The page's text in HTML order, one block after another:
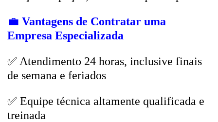
💼 Vantagens de Contratar uma
Empresa Especializada
✅ Atendimento 24 horas, inclusive finais
de semana e feriados
✅ Equipe técnica altamente qualificada e
treinada